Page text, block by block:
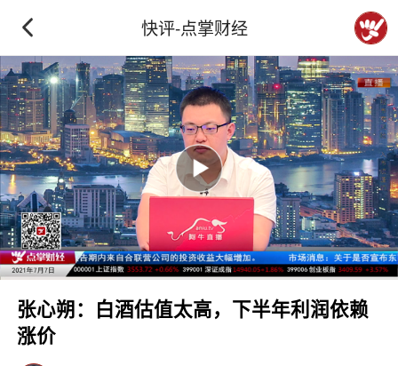
快评-点掌财经
张心朔：白酒估值太高，下半年利润依赖
涨价